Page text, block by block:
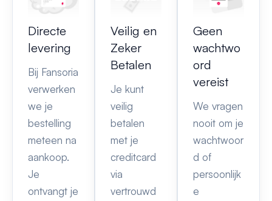
Directe
levering
Bij Fansoria
verwerken
we je
bestelling
meteen na
aankoop.
Je
ontvangt je
Veilig en
Zeker
Betalen
Je kunt
veilig
betalen
met je
creditcard
via
vertrouwd
Geen
wachtwo
ord
vereist
We vragen
nooit om je
wachtwoor
d of
persoonlijk
e